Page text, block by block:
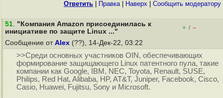
Ответить Правка| Наверх Cообщить модератору
51. "Компания Amazon присоединилась к
инициативе по защите Linux ..."
+ / –
Сообщение от Alex (??), 14-Дек-22, 03:22
>>Среди основных участников OIN, обеспечивающих
формирование защищающего Linux патентного пула, такие
компании как Google, IBM, NEC, Toyota, Renault, SUSE,
Philips, Red Hat, Alibaba, HP, AT&T, Juniper, Facebook, Cisco,
Casio, Huawei, Fujitsu, Sony и Microsoft.